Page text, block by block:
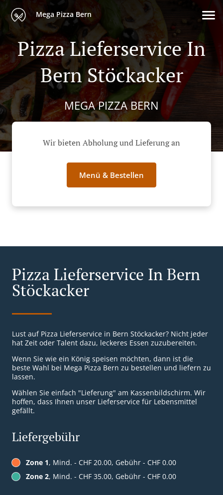
Mega Pizza Bern
Pizza Lieferservice In
Bern Stöckacker
MEGA PIZZA BERN
Wir bieten Abholung und Lieferung an
Menü & Bestellen
Pizza Lieferservice In Bern
Stöckacker
Lust auf Pizza Lieferservice in Bern Stöckacker? Nicht jeder
hat Zeit oder Talent dazu, leckeres Essen zuzubereiten.
Wenn Sie wie ein König speisen möchten, dann ist die
beste Wahl bei Mega Pizza Bern zu bestellen und liefern zu
lassen.
Wählen Sie einfach "Lieferung" am Kassenbildschirm. Wir
hoffen, dass Ihnen unser Lieferservice für Lebensmittel
gefällt.
Liefergebühr
Zone 1, Mind. - CHF 20.00, Gebühr - CHF 0.00
Zone 2, Mind. - CHF 35.00, Gebühr - CHF 0.00